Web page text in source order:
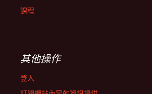
課程
其他操作
登入